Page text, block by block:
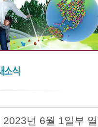
2023년 6월 1일부